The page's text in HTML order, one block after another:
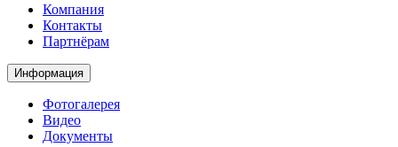
Компания
Контакты
Партнёрам
Информация
Фотогалерея
Видео
Документы